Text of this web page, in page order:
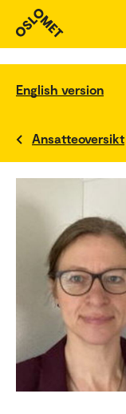
English version
Ansatteoversikt